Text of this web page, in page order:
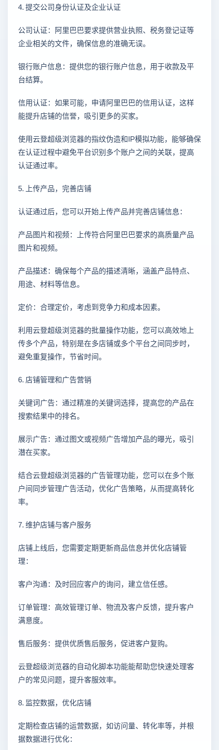
4. 提交公司身份认证及企业认证
公司认证：阿里巴巴要求提供营业执照、税务登记证等
企业相关的文件，确保信息的准确无误。
银行账户信息：提供您的银行账户信息，用于收款及平
台结算。
信用认证：如果可能，申请阿里巴巴的信用认证，这样
能提升店铺的信誉，吸引更多的买家。
使用云登超级浏览器的指纹伪造和IP模拟功能，能够确保
在认证过程中避免平台识别多个账户之间的关联，提高
认证通过率。
5. 上传产品，完善店铺
认证通过后，您可以开始上传产品并完善店铺信息：
产品图片和视频：上传符合阿里巴巴要求的高质量产品
图片和视频。
产品描述：确保每个产品的描述清晰，涵盖产品特点、
用途、材料等信息。
定价：合理定价，考虑到竞争力和成本因素。
利用云登超级浏览器的批量操作功能，您可以高效地上
传多个产品，特别是在多店铺或多个平台之间同步时，
避免重复操作，节省时间。
6. 店铺管理和广告营销
关键词广告：通过精准的关键词选择，提高您的产品在
搜索结果中的排名。
展示广告：通过图文或视频广告增加产品的曝光，吸引
潜在买家。
结合云登超级浏览器的广告管理功能，您可以在多个账
户间同步管理广告活动，优化广告策略，从而提高转化
率。
7. 维护店铺与客户服务
店铺上线后，您需要定期更新商品信息并优化店铺管
理：
客户沟通：及时回应客户的询问，建立信任感。
订单管理：高效管理订单、物流及客户反馈，提升客户
满意度。
售后服务：提供优质售后服务，促进客户复购。
云登超级浏览器的自动化脚本功能能帮助您快速处理客
户的常见问题，提升客服效率。
8. 监控数据，优化店铺
定期检查店铺的运营数据，如访问量、转化率等，并根
据数据进行优化：